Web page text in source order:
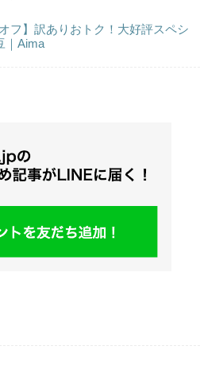
フ】訳ありおトク！大好評スペシ
｜Aima